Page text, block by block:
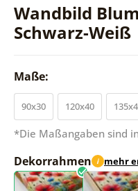
Wandbild
Schwarz-Weiß
Maße:
90x30 120x40
*Die Maßangaben sind
Dekorrahmen i mehr